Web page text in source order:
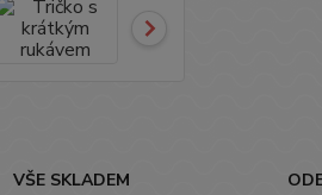
VŠE SKLADEM